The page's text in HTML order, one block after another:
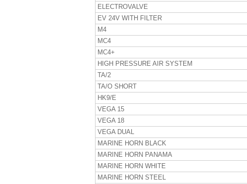
ELECTROVALVE
EV 24V WITH FILTER
M4
MC4
MC4+
HIGH PRESSURE AIR SYSTEM
TA/2
TA/O SHORT
HK9/E
VEGA 15
VEGA 18
VEGA DUAL
MARINE HORN BLACK
MARINE HORN PANAMA
MARINE HORN WHITE
MARINE HORN STEEL